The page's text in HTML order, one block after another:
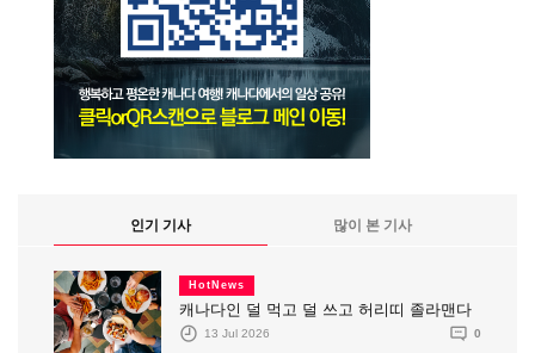
인기 기사 많이 본 기사
HotNews
캐나다인 덜 먹고 덜 쓰고 허리띠 졸라맨다
13 Jul 2026 0